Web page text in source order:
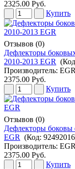
2325.00 Руб.
Купить
Отзывов (0)
Дефлекторы
2010-2013 EGR
Производитель: EGR
2375.00 Руб.
Купить
Отзывов (0)
Дефлекторы боковы
EGR (Код:
Производитель: EGR
2375.00 Руб.
Купить